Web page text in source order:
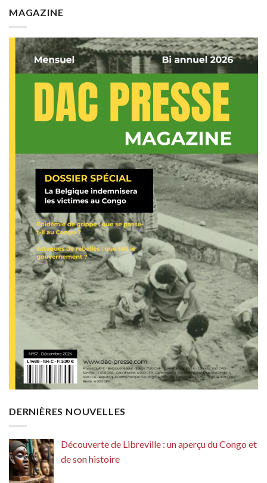
MAGAZINE
DERNIÈRES NOUVELLES
Découverte de Libreville : un aperçu du Congo et
de son histoire